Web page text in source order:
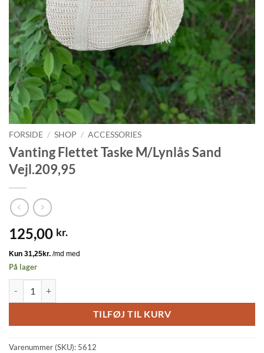
FORSIDE / SHOP / ACCESSORIES
Vanting Flettet Taske M/Lynlås Sand
Vejl.209,95
125,00 kr.
På lager
TILFØJ TIL KURV
Varenummer (SKU): 5612